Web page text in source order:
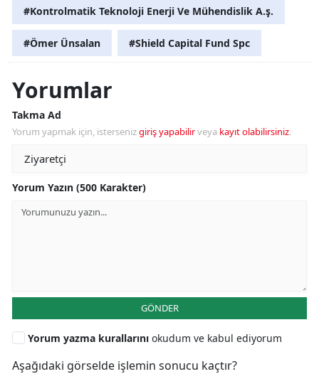
#Kontrolmatik Teknoloji Enerji Ve Mühendislik A.ş.
#Ömer Ünsalan #Shield Capital Fund Spc
Yorumlar
Takma Ad
Yorum yapmak için, istersenizgiriş yapabilirveya kayıt olabilirsiniz.
Yorum Yazın (500 Karakter)
GÖNDER
Yorum yazma kurallarını okudum ve kabul ediyorum
Aşağıdaki görselde işlemin sonucu kaçtır?